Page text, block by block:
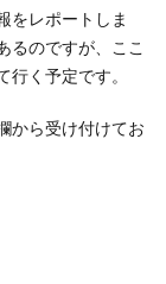
をレポートしま
るのですが、ここ
く予定です。
から受け付けてお